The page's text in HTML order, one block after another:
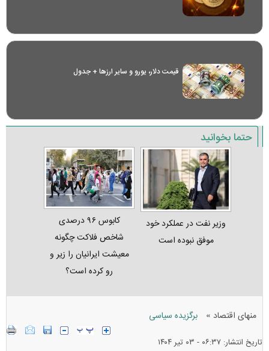
قیمت دلار، یورو و سایر ارز‌ها + جدول
حتما بخوانید
وزیر نفت در عملکرد خود
موفق نبوده است
کابوس ۹۶ درصدی
شاخص فلاکت چگونه
معیشت ایرانیان را زیر و
رو کرده است؟
منهای اقتصاد » برگزیده سیاسی
تاریخ انتشار: ۰۶:۳۷ - ۰۳ تير ۱۴۰۴